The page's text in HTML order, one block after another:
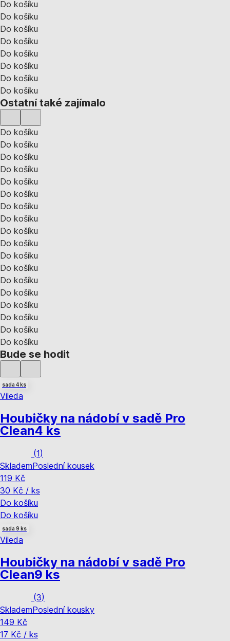
Do košíku
Do košíku
Do košíku
Do košíku
Do košíku
Do košíku
Do košíku
Do košíku
Ostatní také zajímalo
Do košíku
Do košíku
Do košíku
Do košíku
Do košíku
Do košíku
Do košíku
Do košíku
Do košíku
Do košíku
Do košíku
Do košíku
Do košíku
Do košíku
Do košíku
Do košíku
Do košíku
Do košíku
Bude se hodit
sada 4 ks
Vileda
Houbičky na nádobí v sadě Pro
Clean4 ks
(1)
SklademPoslední kousek
119 Kč
30 Kč / ks
Do košíku
Do košíku
sada 9 ks
Vileda
Houbičky na nádobí v sadě Pro
Clean9 ks
(3)
SklademPoslední kousky
149 Kč
17 Kč / ks